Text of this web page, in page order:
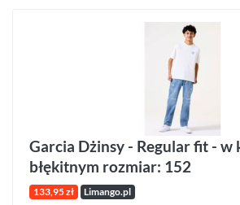
Garcia Dżinsy - Regular fit - w
błękitnym rozmiar: 152
133,95 zł Limango.pl